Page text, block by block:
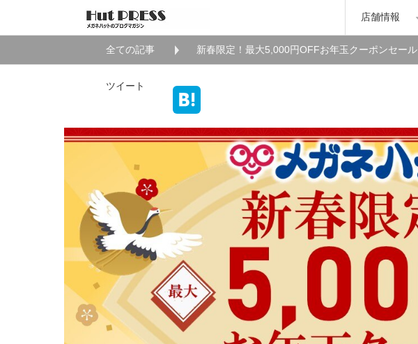
店舗情報
全ての記事 新春限定！最大5,000円OFFお年玉クーポンセール
ツイート